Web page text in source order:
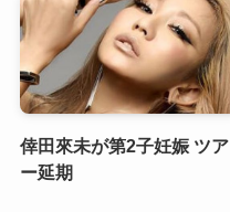
倖田來未が第2子妊娠 ツア
ー延期